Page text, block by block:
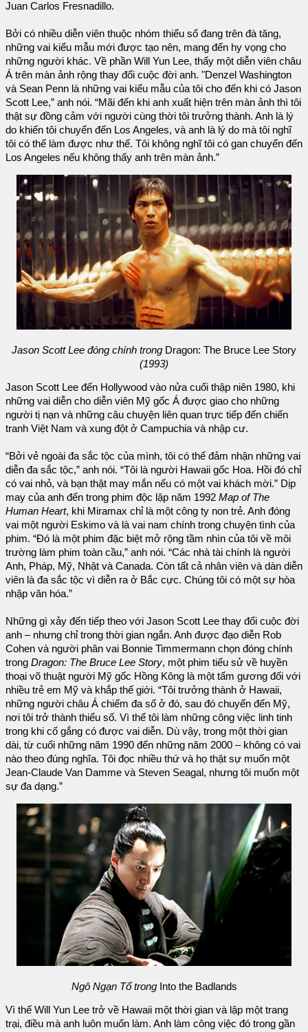
Juan Carlos Fresnadillo.
Bởi có nhiều diễn viên thuộc nhóm thiểu số đang trên đà tăng,
những vai kiểu mẫu mới được tạo nên, mang đến hy vọng cho
những người khác. Về phần Will Yun Lee, thấy một diễn viên châu
Á trên màn ảnh rộng thay đổi cuộc đời anh. "Denzel Washington
và Sean Penn là những vai kiểu mẫu của tôi cho đến khi có Jason
Scott Lee,” anh nói. “Mãi đến khi anh xuất hiện trên màn ảnh thì tôi
thật sự đồng cảm với người cùng thời tôi trưởng thành. Anh là lý
do khiến tôi chuyển đến Los Angeles, và anh là lý do mà tôi nghĩ
tôi có thể làm được như thế. Tôi không nghĩ tôi có gan chuyển đến
Los Angeles nếu không thấy anh trên màn ảnh.”
Jason Scott Lee đóng chính trong Dragon: The Bruce Lee Story
(1993)
Jason Scott Lee đến Hollywood vào nửa cuối thập niên 1980, khi
những vai diễn cho diễn viên Mỹ gốc Á được giao cho những
người tị nạn và những câu chuyện liên quan trực tiếp đến chiến
tranh Việt Nam và xung đột ở Campuchia và nhập cư.
“Bởi vẻ ngoài đa sắc tộc của mình, tôi có thể đảm nhận những vai
diễn đa sắc tộc,” anh nói. “Tôi là người Hawaii gốc Hoa. Hồi đó chỉ
có vai nhỏ, và bạn thật may mắn nếu có một vai khách mời.” Dịp
may của anh đến trong phim độc lập năm 1992 Map of The
Human Heart, khi Miramax chỉ là một công ty non trẻ. Anh đóng
vai một người Eskimo và là vai nam chính trong chuyện tình của
phim. “Đó là một phim đặc biệt mở rộng tầm nhìn của tôi về môi
trường làm phim toàn cầu,” anh nói. “Các nhà tài chính là người
Anh, Pháp, Mỹ, Nhật và Canada. Còn tất cả nhân viên và dàn diễn
viên là đa sắc tộc vì diễn ra ở Bắc cực. Chúng tôi có một sự hòa
nhập văn hóa.”
Những gì xảy đến tiếp theo với Jason Scott Lee thay đổi cuộc đời
anh – nhưng chỉ trong thời gian ngắn. Anh được đạo diễn Rob
Cohen và người phân vai Bonnie Timmermann chọn đóng chính
trong Dragon: The Bruce Lee Story, một phim tiểu sử về huyền
thoại võ thuật người Mỹ gốc Hồng Kông là một tấm gương đối với
nhiều trẻ em Mỹ và khắp thế giới. “Tôi trưởng thành ở Hawaii,
những người châu Á chiếm đa số ở đó, sau đó chuyển đến Mỹ,
nơi tôi trở thành thiểu số. Vì thế tôi làm những công việc linh tinh
trong khi cố gắng có được vai diễn. Dù vậy, trong một thời gian
dài, từ cuối những năm 1990 đến những năm 2000 – không có vai
nào theo đúng nghĩa. Tôi đọc nhiều thứ và họ thật sự muốn một
Jean-Claude Van Damme và Steven Seagal, nhưng tôi muốn một
sự đa dạng.”
Ngô Ngạn Tổ trong Into the Badlands
Vì thế Will Yun Lee trở về Hawaii một thời gian và lập một trang
trại, điều mà anh luôn muốn làm. Anh làm công việc đó trong gần